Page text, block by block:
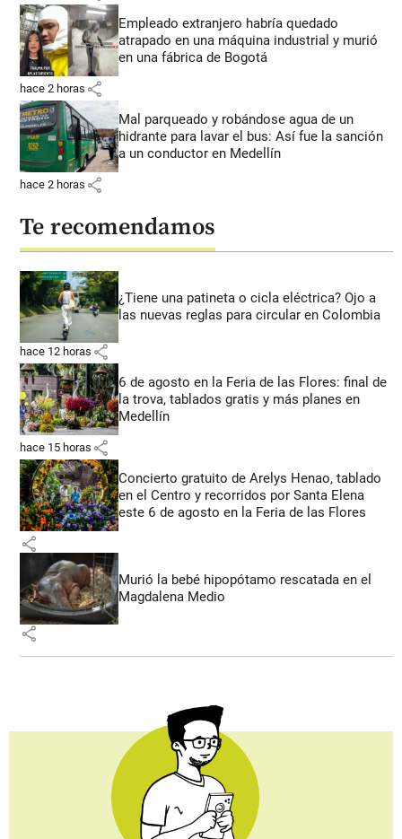
Empleado extranjero habría quedado
atrapado en una máquina industrial y murió
en una fábrica de Bogotá
hace 2 horas share
Mal parqueado y robándose agua de un
hidrante para lavar el bus: Así fue la sanción
a un conductor en Medellín
hace 2 horas share
Te recomendamos
¿Tiene una patineta o cicla eléctrica? Ojo a
las nuevas reglas para circular en Colombia
hace 12 horas share
6 de agosto en la Feria de las Flores: final de
la trova, tablados gratis y más planes en
Medellín
hace 15 horas share
Concierto gratuito de Arelys Henao, tablado
en el Centro y recorridos por Santa Elena
este 6 de agosto en la Feria de las Flores
share
Murió la bebé hipopótamo rescatada en el
Magdalena Medio
share